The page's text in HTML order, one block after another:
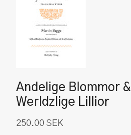
Andelige Blommor &
Werldzlige Lillior
250.00 SEK